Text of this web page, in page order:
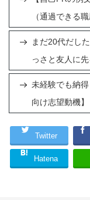
（通過できる職
まだ20代だし
っさと友人に
未経験でも納
向け志望動機】
Twitter
Hatena